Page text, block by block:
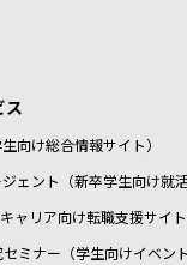
ス
向け総合情報サイト）
ェント（新卒学生向け就活
ャリア向け転職支援サイト
ミナー（学生向けイベント